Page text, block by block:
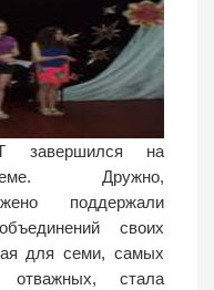
на
Дружно,
поддержали
своих
для семи, самых
стала